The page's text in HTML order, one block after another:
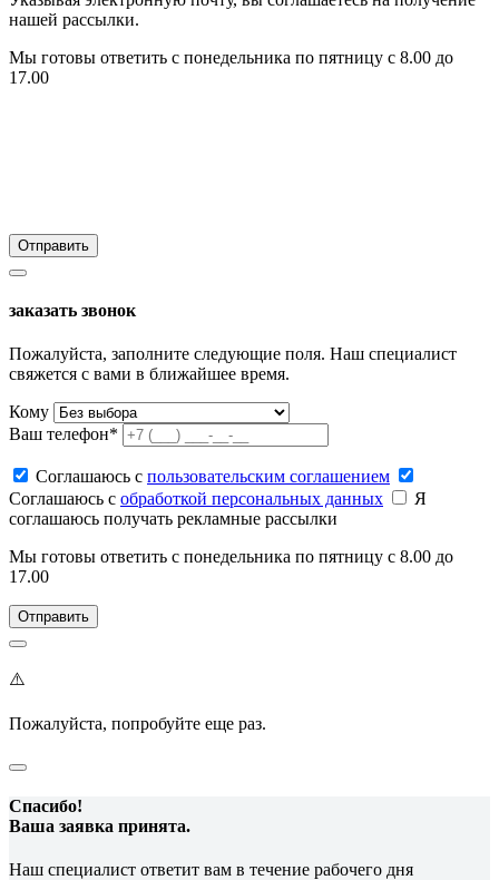
нашей рассылки.
Мы готовы ответить с понедельника по пятницу с 8.00 до
17.00
заказать звонок
Пожалуйста, заполните следующие поля. Наш специалист
свяжется с вами в ближайшее время.
Кому
Ваш телефон*
Соглашаюсь c пользовательским соглашением
Соглашаюсь c обработкой персональных данных
Я
соглашаюсь получать рекламные рассылки
Мы готовы ответить с понедельника по пятницу с 8.00 до
17.00
⚠️
Пожалуйста, попробуйте еще раз.
Спасибо!
Ваша заявка принята.
Наш специалист ответит вам в течение рабочего дня